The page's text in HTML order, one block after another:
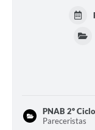
PNAB 2º Ciclo
Pareceristas